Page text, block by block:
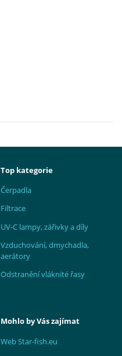
Top kategorie
Čerpadla
Filtrace
UV-C lampy, zářivky a díly
Vzduchování, dmychadla,
aerátory
Odstranění vláknité řasy
Mohlo by Vás zajímat
Web Star-fish.eu